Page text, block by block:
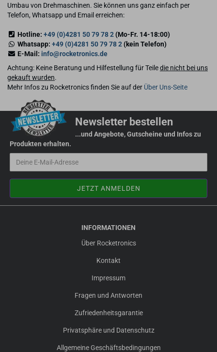
Umbau von Drehmaschinen. Sie können uns ganz einfach per
Telefon, Whatsapp und Email erreichen:
Hotline: +49 (0)4281 50 79 78 2(Mo-Fr. 14-18:00)
Whatsapp: +49 (0)4281 50 79 78 2(kein Telefon)
E-Mail: info@rocketronics.de
Achtung: Keine Beratung und Hilfestellung für Teiledie nicht bei uns
gekauft wurden.
Mehr Infos zu Rocketronics finden Sie auf der Über Uns-Seite
Newsletter bestellen
...und Angebote, Gutscheine und Infos zu
Produkten erhalten.
INFORMATIONEN
Über Rocketronics
Kontakt
Impressum
Fragen und Antworten
Zufriedenheitsgarantie
Privatsphäre und Datenschutz
Allgemeine Geschäftsbedingungen